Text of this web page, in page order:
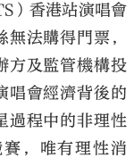
）香港站演唱會
法購得門票，
方及監管機構投
唱會經濟背後的
過程中的非理性
，唯有理性消